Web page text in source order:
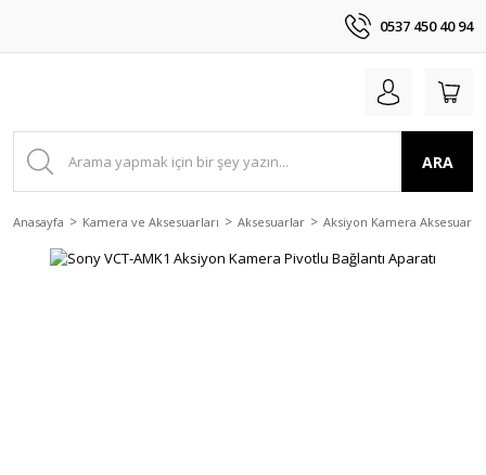
0537 450 40 94
ARA
Anasayfa Kamera ve Aksesuarları Aksesuarlar Aksiyon Kamera